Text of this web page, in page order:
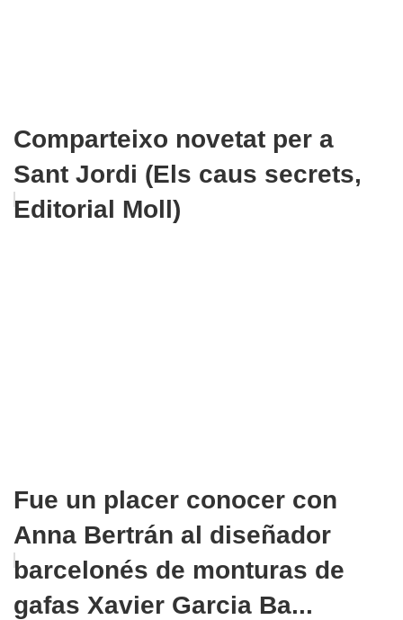
Comparteixo novetat per a
Sant Jordi (Els caus secrets,
Editorial Moll)
Fue un placer conocer con
Anna Bertrán al diseñador
barcelonés de monturas de
gafas Xavier Garcia Ba...